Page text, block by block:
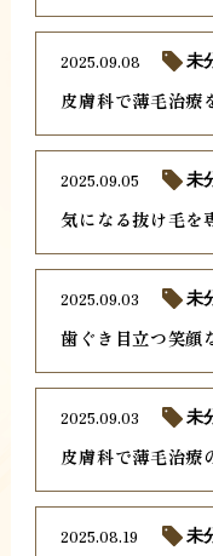
皮膚科で薄毛治療
2025.09.08 未
気になる抜け毛を
2025.09.05 未
歯ぐき目立つ笑顔
2025.09.03 未
皮膚科で薄毛治療
2025.09.03 未
2025.08.19 未